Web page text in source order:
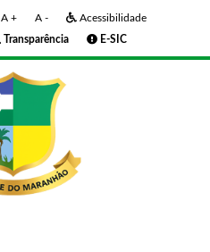
A + A -
Acessibilidade
Transparência E-SIC